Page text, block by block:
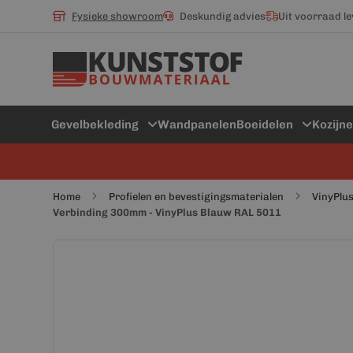
Fysieke showroom Deskundig advies Uit voorraad
Gevelbekleding WandpanelenBoeidelen
Home Profielen en bevestigingsmaterialen
Verbinding 300mm - VinyPlus Blauw RAL 5011